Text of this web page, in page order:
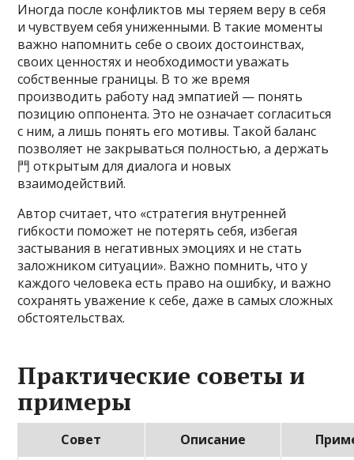
Иногда после конфликтов мы теряем веру в себя
и чувствуем себя униженными. В такие моменты
важно напомнить себе о своих достоинствах,
своих ценностях и необходимости уважать
собственные границы. В то же время
производить работу над эмпатией — понять
позицию оппонента. Это не означает согласиться
с ним, а лишь понять его мотивы. Такой баланс
позволяет не закрываться полностью, а держать
門 открытым для диалога и новых
взаимодействий.
Автор считает, что «стратегия внутренней
гибкости поможет не потерять себя, избегая
застывания в негативных эмоциях и не стать
заложником ситуации». Важно помнить, что у
каждого человека есть право на ошибку, и важно
сохранять уважение к себе, даже в самых сложных
обстоятельствах.
Практические советы и
примеры
Совет Описание